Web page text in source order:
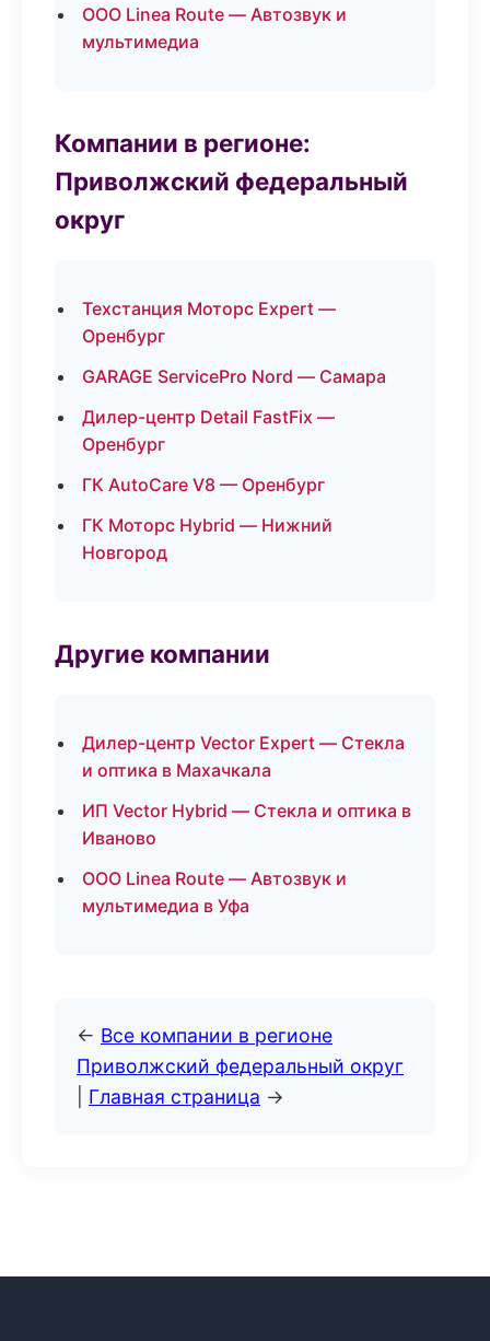
ООО Linea Route — Автозвук и
мультимедиа
Компании в регионе:
Приволжский федеральный
округ
Техстанция Моторс Expert —
Оренбург
GARAGE ServicePro Nord — Самара
Дилер-центр Detail FastFix —
Оренбург
ГК AutoCare V8 — Оренбург
ГК Моторс Hybrid — Нижний
Новгород
Другие компании
Дилер-центр Vector Expert — Стекла
и оптика в Махачкала
ИП Vector Hybrid — Стекла и оптика в
Иваново
ООО Linea Route — Автозвук и
мультимедиа в Уфа
← Все компании в регионе
Приволжский федеральный округ
Главная страница →